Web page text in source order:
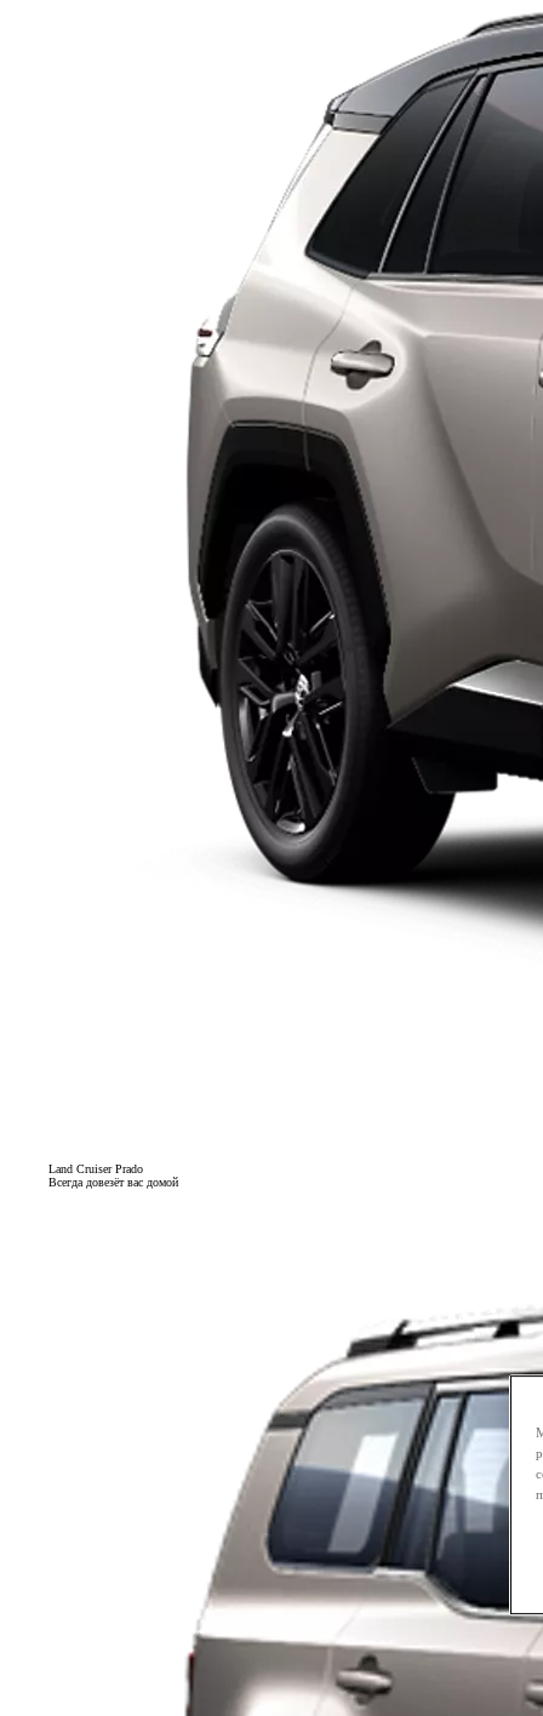
Land Cruiser Prado
Всегда довезёт вас домой